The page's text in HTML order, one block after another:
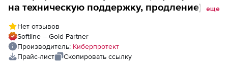
на техническую поддержку, продление),
пользователей
еще
Нет отзывов
Softline – Gold Partner
Производитель: Киберпротект
Прайс-лист
Скопировать ссылку